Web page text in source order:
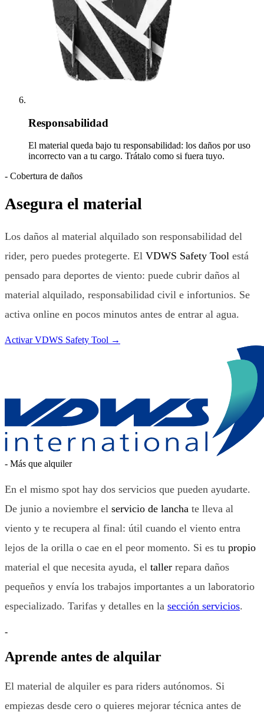
Responsabilidad
El material queda bajo tu responsabilidad: los daños por uso
incorrecto van a tu cargo. Trátalo como si fuera tuyo.
- Cobertura de daños
Asegura el material
Los daños al material alquilado son responsabilidad del
rider, pero puedes protegerte. El VDWS Safety Tool está
pensado para deportes de viento: puede cubrir daños al
material alquilado, responsabilidad civil e infortunios. Se
activa online en pocos minutos antes de entrar al agua.
Activar VDWS Safety Tool →
- Más que alquiler
En el mismo spot hay dos servicios que pueden ayudarte.
De junio a noviembre el servicio de lancha te lleva al
viento y te recupera al final: útil cuando el viento entra
lejos de la orilla o cae en el peor momento. Si es tu propio
material el que necesita ayuda, el taller repara daños
pequeños y envía los trabajos importantes a un laboratorio
especializado. Tarifas y detalles en la sección servicios.
-
Aprende antes de alquilar
El material de alquiler es para riders autónomos. Si
empiezas desde cero o quieres mejorar técnica antes de